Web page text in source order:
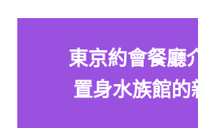
東京約會餐廳
置身水族館